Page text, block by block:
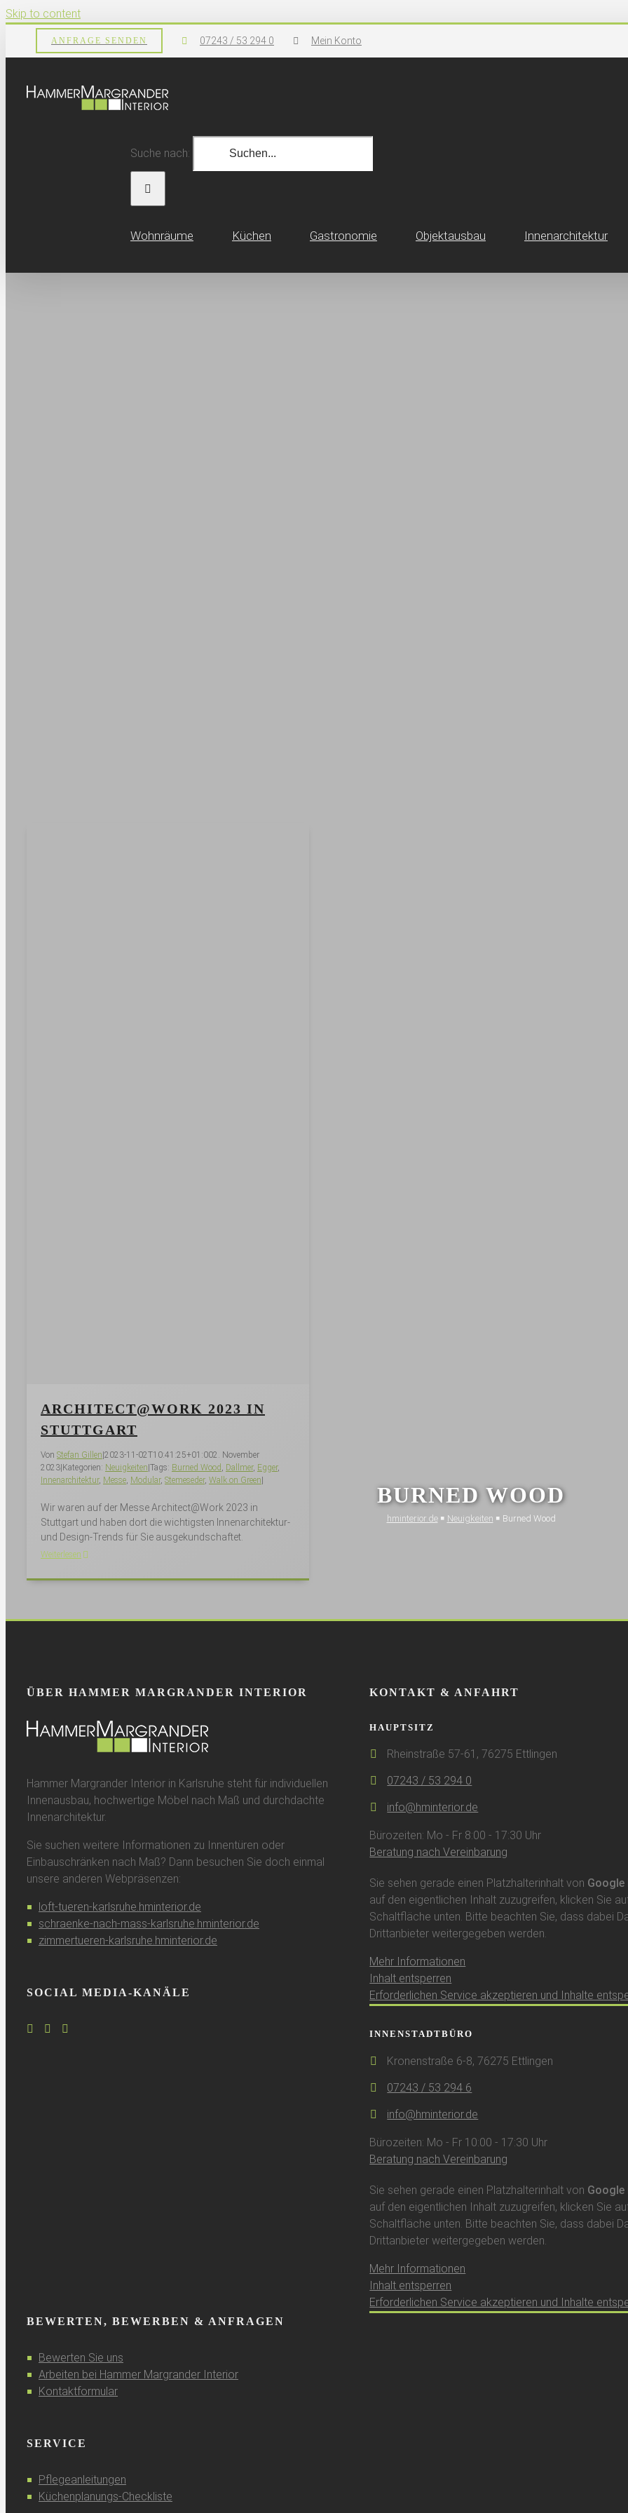
Skip to content
ANFRAGE SENDEN 07243 / 53 294 0 Mein Konto
Suche nach:
Wohn­räume Küchen Gastronomie Objektausbau Innen­architektur
BURNED WOOD
hminterior.de￭ Neuig­keiten ￭ Burned Wood
ARCHITECT@WORK 2023 IN
STUTTGART
Von Stefan Gillen 2023-11-02T10:41:25+01:002. November
2023 Kategorien: Neuig­keiten Tags: Burned Wood , Dallmer, Egger,
Innenarchitektur, Messe, Modular, Stemeseder, Walk on Green
Wir waren auf der Messe Architect@Work 2023 in
Stuttgart und haben dort die wichtigsten Innenarchitektur-
und Design-Trends für Sie ausgekundschaftet.
Weiterlesen
ÜBER HAMMER MARGRANDER INTERIOR
Hammer Margrander Interior in Karlsruhe steht für individuellen
Innenausbau, hochwertige Möbel nach Maß und durchdachte
Innenarchitektur.
Sie suchen weitere Informationen zu Innentüren oder
Einbauschränken nach Maß? Dann besuchen Sie doch einmal
unsere anderen Webpräsenzen:
loft-tueren-karlsruhe.hminterior.de
schraenke-nach-mass-karlsruhe.hminterior.de
zimmertueren-karlsruhe.hminterior.de
SOCIAL MEDIA-KANÄLE
KONTAKT & ANFAHRT
HAUPTSITZ
Rheinstraße 57-61, 76275 Ettlingen
07243 / 53 294 0
info@hminterior.de
Bürozeiten: Mo - Fr 8:00 - 17:30 Uhr
Beratung nach Vereinbarung
Sie sehen gerade einen Platzhalterinhalt von Google
auf den eigentlichen Inhalt zuzugreifen, klicken Sie
Schaltfläche unten. Bitte beachten Sie, dass dabei
Drittanbieter weitergegeben werden.
Mehr Informationen
Inhalt entsperren
Erforderlichen Service akzeptieren und Inhalte
INNENSTADTBÜRO
Kronenstraße 6-8, 76275 Ettlingen
07243 / 53 294 6
info@hminterior.de
Bürozeiten: Mo - Fr 10:00 - 17:30 Uhr
Beratung nach Vereinbarung
Sie sehen gerade einen Platzhalterinhalt von Google
auf den eigentlichen Inhalt zuzugreifen, klicken Sie
Schaltfläche unten. Bitte beachten Sie, dass dabei
Drittanbieter weitergegeben werden.
Mehr Informationen
Inhalt entsperren
Erforderlichen Service akzeptieren und Inhalte
BEWERTEN, BEWERBEN & ANFRAGEN
Bewerten Sie uns
Arbeiten bei Hammer Margrander Interior
Kontaktformular
SERVICE
Pflegeanleitungen
Küchenplanungs-Checkliste